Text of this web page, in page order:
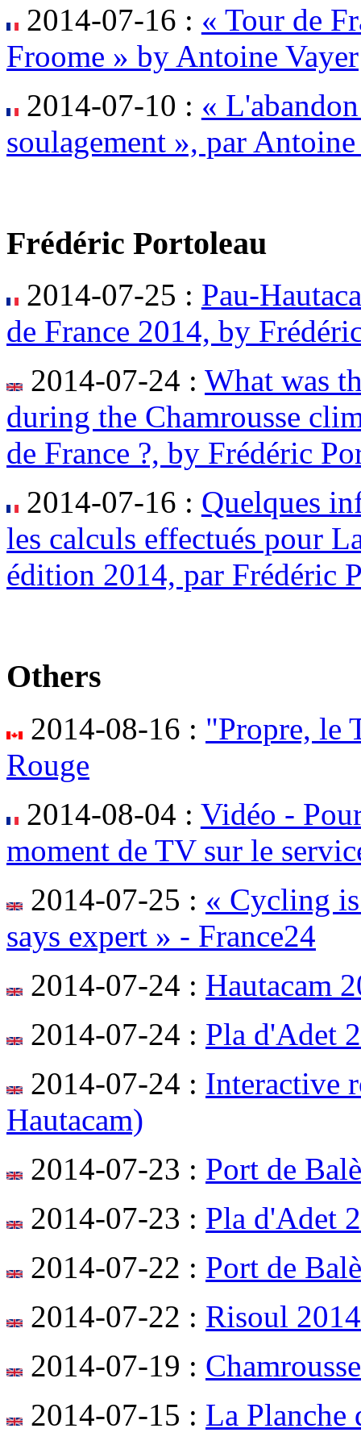
2014-07-16 : « Tour de
Froome » by Antoine Vayer
2014-07-10 : «
soulagement », par
Frédéric Portoleau
2014-07-25 : Pau-
de France 2014, by
2014-07-24 : What was
during the Chamrousse
de France ?, by Frédéric
2014-07-16 : Quelques
les calculs effectués pour
édition 2014, par Frédéric
Others
2014-08-16 : "Propre, le
Rouge
2014-08-04 : Vidéo -
moment de TV sur le
2014-07-25 : « Cycling
says expert » - France24
2014-07-24 : Hautacam
2014-07-24 : Pla d'Adet
2014-07-24 : Interactive
Hautacam)
2014-07-23 : Port de
2014-07-23 : Pla d'Adet
2014-07-22 : Port de
2014-07-22 : Risoul
2014-07-19 :
2014-07-15 : La Planche